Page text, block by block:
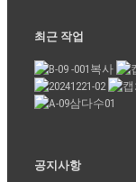
최근 작업
공지사항